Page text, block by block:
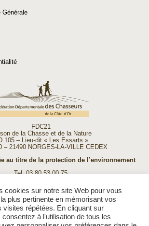
Générale
FDC21
de la Chasse et de la Nature
105 – Lieu-dit « Les Essarts »
– 21490 NORGES-LA-VILLE CEDEX
au titre de la protection de l’environnement
Tel: 03 80 53 00 75
E-mail:
accueil@fdc21.com
Ouverture de la FDC 21 :
lundi au vendredi de 9h à 12h
et de 13h30 à 17h30
cookies sur notre site Web pour vous
plus pertinente en mémorisant vos
visites répétées. En cliquant sur
à l'utilisation de tous les